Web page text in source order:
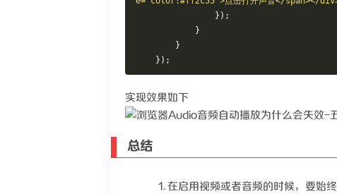
});
}
}
});
实现效果如下
总结
在启用视频或者音频的时候，要始